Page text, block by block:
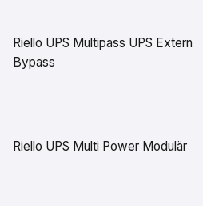
Riello UPS Multipass UPS Extern
Bypass
Riello UPS Multi Power Modulär